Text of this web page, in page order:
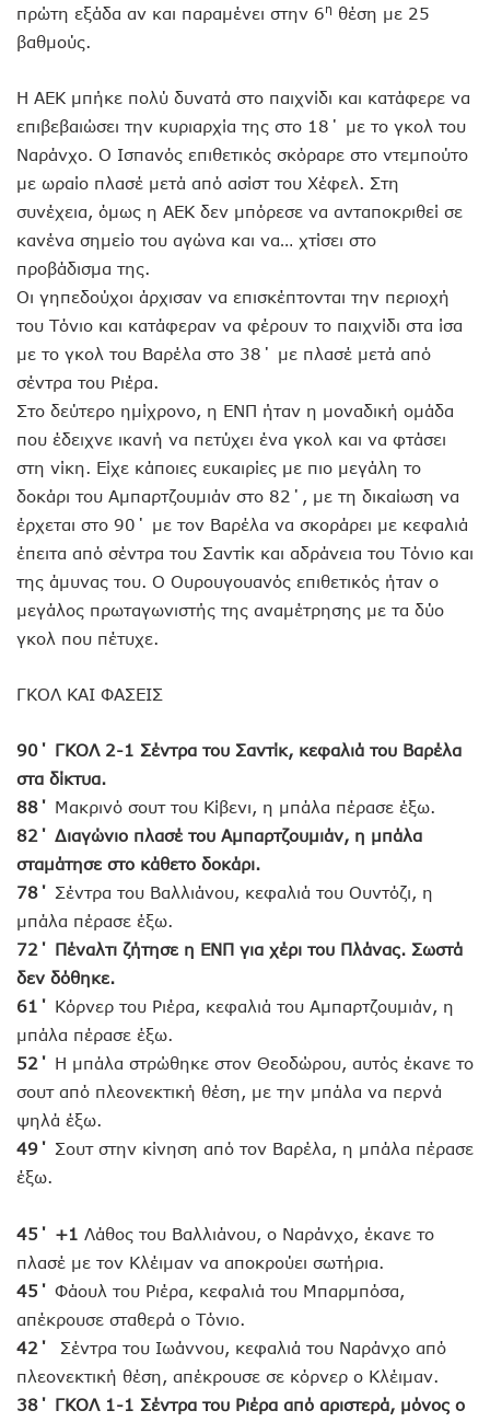
πρώτη εξάδα αν και παραμένει στην 6η θέση με 25
βαθμούς.
Η ΑΕΚ μπήκε πολύ δυνατά στο παιχνίδι και κατάφερε να
επιβεβαιώσει την κυριαρχία της στο 18΄ με το γκολ του
Ναράνχο. Ο Ισπανός επιθετικός σκόραρε στο ντεμπούτο
με ωραίο πλασέ μετά από ασίστ του Χέφελ. Στη
συνέχεια, όμως η ΑΕΚ δεν μπόρεσε να ανταποκριθεί σε
κανένα σημείο του αγώνα και να… χτίσει στο
προβάδισμα της.
Οι γηπεδούχοι άρχισαν να επισκέπτονται την περιοχή
του Τόνιο και κατάφεραν να φέρουν το παιχνίδι στα ίσα
με το γκολ του Βαρέλα στο 38΄ με πλασέ μετά από
σέντρα του Ριέρα.
Στο δεύτερο ημίχρονο, η ΕΝΠ ήταν η μοναδική ομάδα
που έδειχνε ικανή να πετύχει ένα γκολ και να φτάσει
στη νίκη. Είχε κάποιες ευκαιρίες με πιο μεγάλη το
δοκάρι του Αμπαρτζουμιάν στο 82΄, με τη δικαίωση να
έρχεται στο 90΄ με τον Βαρέλα να σκοράρει με κεφαλιά
έπειτα από σέντρα του Σαντίκ και αδράνεια του Τόνιο και
της άμυνας του. Ο Ουρουγουανός επιθετικός ήταν ο
μεγάλος πρωταγωνιστής της αναμέτρησης με τα δύο
γκολ που πέτυχε.
ΓΚΟΛ ΚΑΙ ΦΑΣΕΙΣ
90΄ ΓΚΟΛ 2-1 Σέντρα του Σαντίκ, κεφαλιά του Βαρέλα
στα δίκτυα.
88΄ Μακρινό σουτ του Κίβενι, η μπάλα πέρασε έξω.
82΄ Διαγώνιο πλασέ του Αμπαρτζουμιάν, η μπάλα
σταμάτησε στο κάθετο δοκάρι.
78΄ Σέντρα του Βαλλιάνου, κεφαλιά του Ουντόζι, η
μπάλα πέρασε έξω.
72΄ Πέναλτι ζήτησε η ΕΝΠ για χέρι του Πλάνας. Σωστά
δεν δόθηκε.
61΄ Κόρνερ του Ριέρα, κεφαλιά του Αμπαρτζουμιάν, η
μπάλα πέρασε έξω.
52΄ Η μπάλα στρώθηκε στον Θεοδώρου, αυτός έκανε το
σουτ από πλεονεκτική θέση, με την μπάλα να περνά
ψηλά έξω.
49΄ Σουτ στην κίνηση από τον Βαρέλα, η μπάλα πέρασε
έξω.
45΄ +1 Λάθος του Βαλλιάνου, ο Ναράνχο, έκανε το
πλασέ με τον Κλέιμαν να αποκρούει σωτήρια.
45΄ Φάουλ του Ριέρα, κεφαλιά του Μπαρμπόσα,
απέκρουσε σταθερά ο Τόνιο.
42΄
Σέντρα του Ιωάννου, κεφαλιά του Ναράνχο από
πλεονεκτική θέση, απέκρουσε σε κόρνερ ο Κλέιμαν.
38΄ ΓΚΟΛ 1-1 Σέντρα του Ριέρα από αριστερά, μόνος ο